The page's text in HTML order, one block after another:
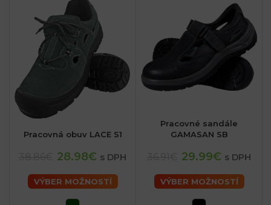
Pracovná obuv LACE S1
28.98€ s DPH
VÝBER MOŽNOSTÍ
Pracovné sandále
GAMASAN SB
29.99€ s DPH
VÝBER MOŽNOSTÍ